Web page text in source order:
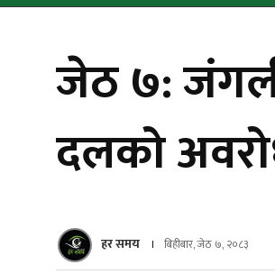
जेठ ७:
दलको
हर समय बिहीबार, जेठ ७, २०८३